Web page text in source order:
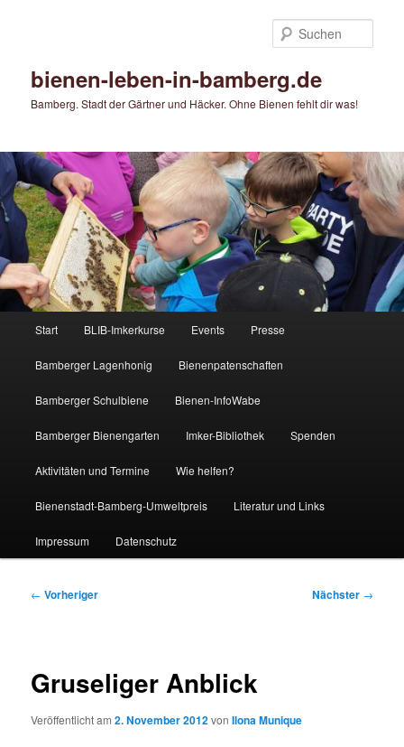
bienen-leben-in-bamberg.de
Bamberg. Stadt der Gärtner und Häcker. Ohne Bienen fehlt dir was!
Start BLIB-Imkerkurse Events Presse
Bamberger Lagenhonig Bienenpatenschaften
Bamberger Schulbiene Bienen-InfoWabe
Bamberger Bienengarten Imker-Bibliothek Spenden
Aktivitäten und Termine Wie helfen?
Bienenstadt-Bamberg-Umweltpreis Literatur und Links
Impressum Datenschutz
Beitragsnavigation
← Vorheriger Nächster →
Gruseliger Anblick
Veröffentlicht am2. November 2012vonIlona Munique